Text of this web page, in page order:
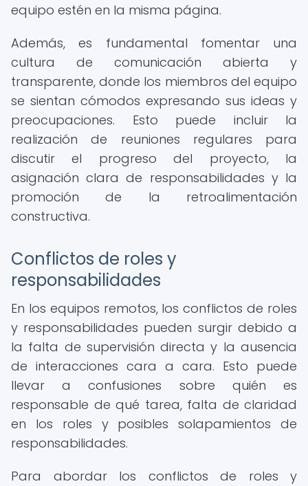
equipo estén en la misma página.
Además, es fundamental fomentar una
cultura de comunicación abierta y
transparente, donde los miembros del equipo
se sientan cómodos expresando sus ideas y
preocupaciones. Esto puede incluir la
realización de reuniones regulares para
discutir el progreso del proyecto, la
asignación clara de responsabilidades y la
promoción de la retroalimentación
constructiva.
Conflictos de roles y
responsabilidades
En los equipos remotos, los conflictos de roles
y responsabilidades pueden surgir debido a
la falta de supervisión directa y la ausencia
de interacciones cara a cara. Esto puede
llevar a confusiones sobre quién es
responsable de qué tarea, falta de claridad
en los roles y posibles solapamientos de
responsabilidades.
Para abordar los conflictos de roles y